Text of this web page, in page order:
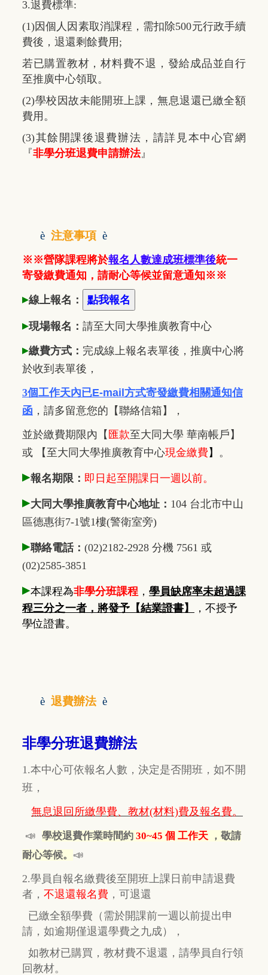
3.退費標準:
(1)因個人因素取消課程，需扣除500元行政手續
費後，退還剩餘費用;
若已購置教材，材料費不退，發給成品並自行
至推廣中心領取。
(2)學校因故未能開班上課，無息退還已繳全額
費用。
(3)其餘開課後退費辦法，請詳見本中心官網
『非學分班退費申請辦法』
è 注意事項 è
※※營隊課程將於報名人數達成班標準後統一
寄發繳費通知，請耐心等候並留意通知※※
▸線上報名：
▸現場報名： 請至大同大學推廣教育中心
▸繳費方式： 完成線上報名表單後，推廣中心將
於收到表單後，
3個工作天內已E-mail方式寄發繳費相關通知信
函 ， 請多留意您的【聯絡信箱】，
並於繳費期限內 【 匯款至大同大學 華南帳戶】
或 【至大同大學推廣教育中心現金繳費 】 。
▸報名期限： 即日起至開課日一週以前。
▸大同大學推廣教育中心地址： 104 台北市中山
區德惠街7-1號1樓(警衛室旁)
▸聯絡電話： (02)2182-2928 分機 7561 或
(02)2585-3851
▸本課程為非學分班課程 ， 學員缺席率未超過課
程三分之一者，將發予【結業證書】
，不授予
學位證書。
è 退費辦法 è
非學分班退費辦法
1.本中心可依報名人數，決定是否開班，如不開
班，
無息退回所繳學費、教材(材料)費及報名費。
📣 學校退費作業時間約 30~45 個 工作天 ，敬請
耐心等候。 📣
2.學員自報名繳費後至開班上課日前申請退費
者， 不退還報名費 ， 可退還
已繳全額學費 （需於開課前一週以前提出申
請，如逾期僅退還學費之九成），
如教材已購買，教材費不退還， 請學員自行領
回教材。